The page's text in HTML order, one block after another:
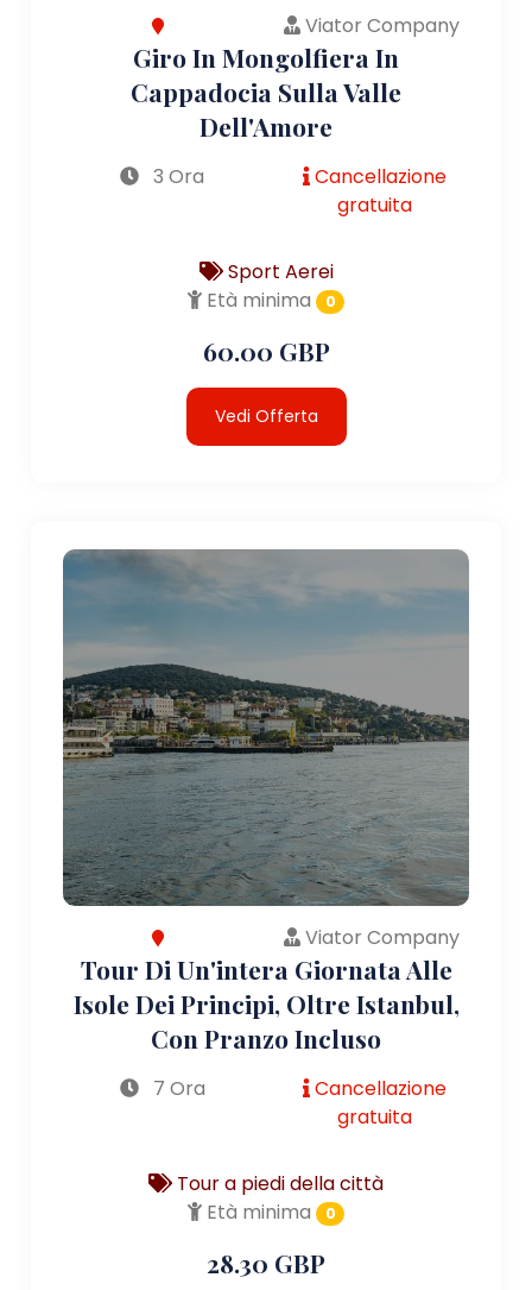
Viator Company
Giro In Mongolfiera In
Cappadocia Sulla Valle
Dell'Amore
3 Ora
Cancellazione
gratuita
Sport Aerei
Età minima
0
60.00 GBP
Vedi Offerta
Viator Company
Tour Di Un'intera Giornata Alle
Isole Dei Principi, Oltre Istanbul,
Con Pranzo Incluso
7 Ora
Cancellazione
gratuita
Tour a piedi della città
Età minima
0
28.30 GBP